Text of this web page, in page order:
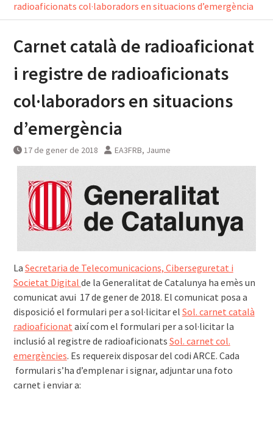
radioaficionats col·laboradors en situacions d’emergència
Carnet català de radioaficionat
i registre de radioaficionats
col·laboradors en situacions
d’emergència
17 de gener de 2018 EA3FRB, Jaume
La Secretaria de Telecomunicacions, Ciberseguretat i
Societat Digital de la Generalitat de Catalunya ha emès un
comunicat avui 17 de gener de 2018. El comunicat posa a
disposició el formulari per a sol·licitar el Sol. carnet català
radioaficionat així com el formulari per a sol·licitar la
inclusió al registre de radioaficionats Sol. carnet col.
emergències. Es requereix disposar del codi ARCE. Cada
formulari s’ha d’emplenar i signar, adjuntar una foto
carnet i enviar a: